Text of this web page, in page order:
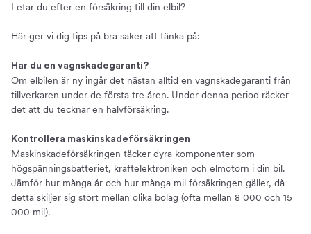
Letar du efter en försäkring till din elbil?
Här ger vi dig tips på bra saker att tänka på:
Har du en vagnskadegaranti?
Om elbilen är ny ingår det nästan alltid en vagnskadegaranti från
tillverkaren under de första tre åren. Under denna period räcker
det att du tecknar en halvförsäkring.
Kontrollera maskinskadeförsäkringen
Maskinskadeförsäkringen täcker dyra komponenter som
högspänningsbatteriet, kraftelektroniken och elmotorn i din bil.
Jämför hur många år och hur många mil försäkringen gäller, då
detta skiljer sig stort mellan olika bolag (ofta mellan 8 000 och 15
000 mil).